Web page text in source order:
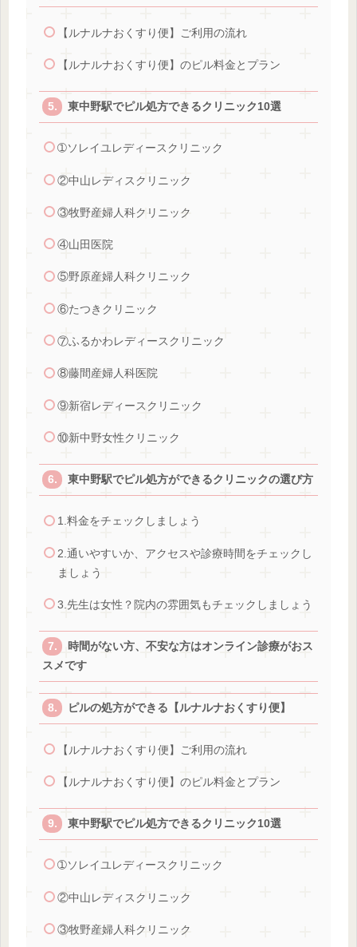
【ルナルナおくすり便】ご利用の流れ
【ルナルナおくすり便】のピル料金とプラン
東中野駅でピル処方できるクリニック10選
➀ソレイユレディースクリニック
②中山レディスクリニック
③牧野産婦人科クリニック
④山田医院
⑤野原産婦人科クリニック
⑥たつきクリニック
⑦ふるかわレディースクリニック
⑧藤間産婦人科医院
⑨新宿レディースクリニック
⑩新中野女性クリニック
東中野駅でピル処方ができるクリニックの選び方
1.料金をチェックしましょう
2.通いやすいか、アクセスや診療時間をチェックし
ましょう
3.先生は女性？院内の雰囲気もチェックしましょう
時間がない方、不安な方はオンライン診療がおス
スメです
ピルの処方ができる【ルナルナおくすり便】
【ルナルナおくすり便】ご利用の流れ
【ルナルナおくすり便】のピル料金とプラン
東中野駅でピル処方できるクリニック10選
➀ソレイユレディースクリニック
②中山レディスクリニック
③牧野産婦人科クリニック